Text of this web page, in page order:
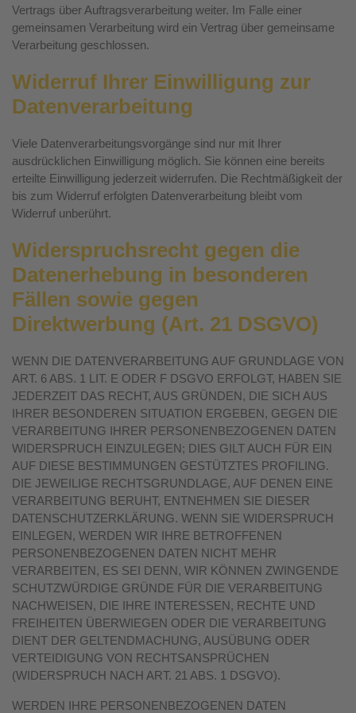
Vertrags über Auftragsverarbeitung weiter. Im Falle einer
gemeinsamen Verarbeitung wird ein Vertrag über gemeinsame
Verarbeitung geschlossen.
Widerruf Ihrer Einwilligung zur
Datenverarbeitung
Viele Datenverarbeitungsvorgänge sind nur mit Ihrer
ausdrücklichen Einwilligung möglich. Sie können eine bereits
erteilte Einwilligung jederzeit widerrufen. Die Rechtmäßigkeit der
bis zum Widerruf erfolgten Datenverarbeitung bleibt vom
Widerruf unberührt.
Widerspruchsrecht gegen die
Datenerhebung in besonderen
Fällen sowie gegen
Direktwerbung (Art. 21 DSGVO)
WENN DIE DATENVERARBEITUNG AUF GRUNDLAGE VON
ART. 6 ABS. 1 LIT. E ODER F DSGVO ERFOLGT, HABEN SIE
JEDERZEIT DAS RECHT, AUS GRÜNDEN, DIE SICH AUS
IHRER BESONDEREN SITUATION ERGEBEN, GEGEN DIE
VERARBEITUNG IHRER PERSONENBEZOGENEN DATEN
WIDERSPRUCH EINZULEGEN; DIES GILT AUCH FÜR EIN
AUF DIESE BESTIMMUNGEN GESTÜTZTES PROFILING.
DIE JEWEILIGE RECHTSGRUNDLAGE, AUF DENEN EINE
VERARBEITUNG BERUHT, ENTNEHMEN SIE DIESER
DATENSCHUTZERKLÄRUNG. WENN SIE WIDERSPRUCH
EINLEGEN, WERDEN WIR IHRE BETROFFENEN
PERSONENBEZOGENEN DATEN NICHT MEHR
VERARBEITEN, ES SEI DENN, WIR KÖNNEN ZWINGENDE
SCHUTZWÜRDIGE GRÜNDE FÜR DIE VERARBEITUNG
NACHWEISEN, DIE IHRE INTERESSEN, RECHTE UND
FREIHEITEN ÜBERWIEGEN ODER DIE VERARBEITUNG
DIENT DER GELTENDMACHUNG, AUSÜBUNG ODER
VERTEIDIGUNG VON RECHTSANSPRÜCHEN
(WIDERSPRUCH NACH ART. 21 ABS. 1 DSGVO).
WERDEN IHRE PERSONENBEZOGENEN DATEN